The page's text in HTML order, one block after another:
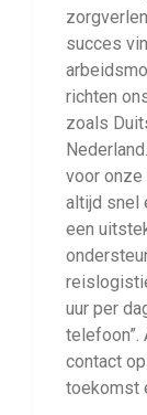
succes
richten
zoals
voor
altijd snel
een
uur per
telefoon”.
contact
toekomst